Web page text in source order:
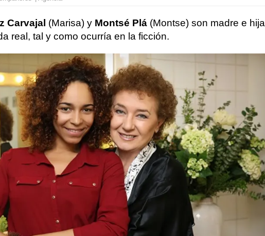
Carvajal (Marisa) y Montsé Plá (Montse) son madre e hija
real, tal y como ocurría en la ficción.